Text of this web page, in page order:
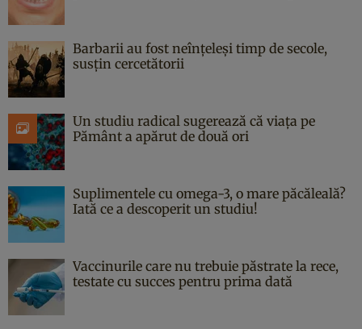
Barbarii au fost neînțeleși timp de secole,
susțin cercetătorii
Un studiu radical sugerează că viața pe
Pământ a apărut de două ori
Suplimentele cu omega-3, o mare păcăleală?
Iată ce a descoperit un studiu!
Vaccinurile care nu trebuie păstrate la rece,
testate cu succes pentru prima dată